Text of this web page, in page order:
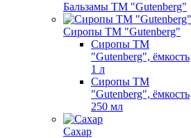
Бальзамы ТМ "Gutenberg"
Сиропы ТМ "Gutenberg"
Сиропы ТМ
"Gutenberg", ёмкость
1 л
Сиропы ТМ
"Gutenberg", ёмкость
250 мл
Сахар